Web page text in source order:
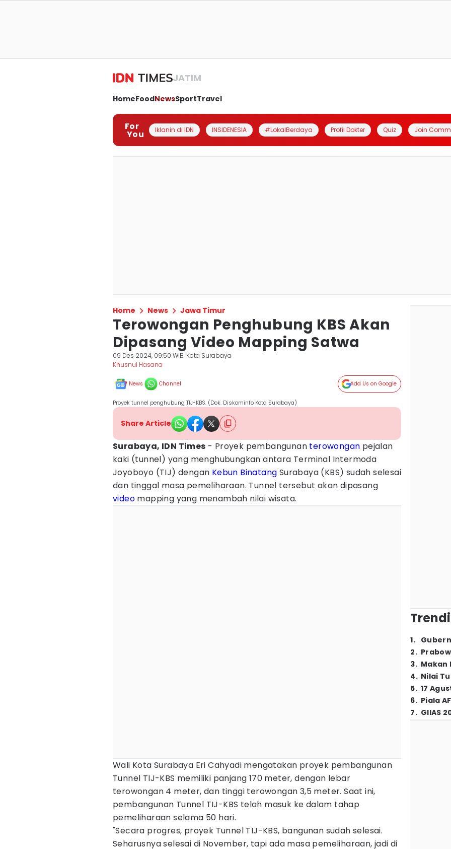
JATIM
HomeFoodNewsSportTravel
For
You Iklanin di IDN INSIDENESIA #LokalBerdaya Profil Dokter Quiz Join
Home News Jawa Timur
Terowongan Penghubung KBS Akan
Dipasang Video Mapping Satwa
09 Des 2024, 09:50 WIB Kota Surabaya
Khusnul Hasana
News Channel Add Us on Google
Proyek tunnel penghubung TIJ-KBS. (Dok. Diskominfo Kota Surabaya)
Share Article
Surabaya, IDN Times - Proyek pembangunan terowongan pejalan
kaki (tunnel) yang menghubungkan antara Terminal Intermoda
Joyoboyo (TIJ) dengan Kebun Binatang Surabaya (KBS) sudah selesai
dan tinggal masa pemeliharaan. Tunnel tersebut akan dipasang
video mapping yang menambah nilai wisata.
Wali Kota Surabaya Eri Cahyadi mengatakan proyek pembangunan
Tunnel TIJ-KBS memiliki panjang 170 meter, dengan lebar
terowongan 4 meter, dan tinggi terowongan 3,5 meter. Saat ini,
pembangunan Tunnel TIJ-KBS telah masuk ke dalam tahap
pemeliharaan selama 50 hari.
"Secara progres, proyek Tunnel TIJ-KBS, bangunan sudah selesai.
Seharusnya selesai di November, tapi ada masa pemeliharaan, jadi di
1.
2.
3. Makan
4. Nilai
5. 17
6. Piala
7. GIIAS